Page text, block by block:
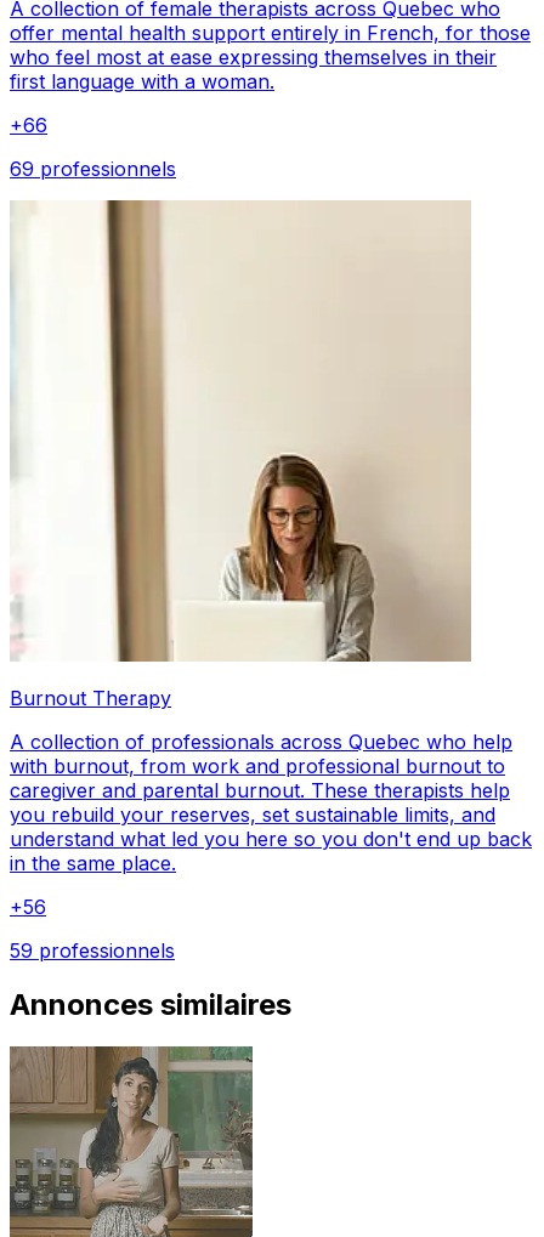
A collection of female therapists across Quebec who
offer mental health support entirely in French, for those
who feel most at ease expressing themselves in their
first language with a woman.
+66
69 professionnels
Burnout Therapy
A collection of professionals across Quebec who help
with burnout, from work and professional burnout to
caregiver and parental burnout. These therapists help
you rebuild your reserves, set sustainable limits, and
understand what led you here so you don't end up back
in the same place.
+56
59 professionnels
Annonces similaires